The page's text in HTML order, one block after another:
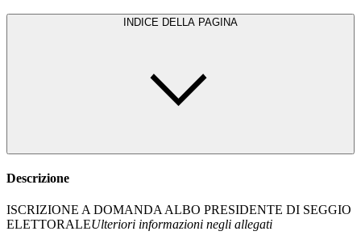
INDICE DELLA PAGINA
Descrizione
ISCRIZIONE A DOMANDA ALBO PRESIDENTE DI SEGGIO
ELETTORALEUlteriori informazioni negli allegati